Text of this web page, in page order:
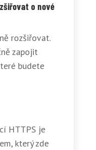
o nové
rozšiřovat.
zapojit
budete
HTTPS je
který zde